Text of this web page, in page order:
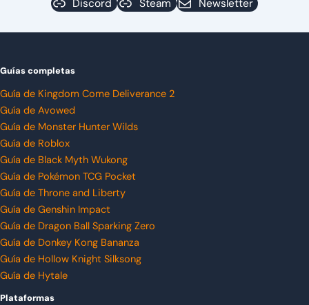
Discord
Steam Newsletter
Guías completas
Guía de Kingdom Come Deliverance 2
Guía de Avowed
Guía de Monster Hunter Wilds
Guía de Roblox
Guía de Black Myth Wukong
Guía de Pokémon TCG Pocket
Guía de Throne and Liberty
Guía de Genshin Impact
Guía de Dragon Ball Sparking Zero
Guía de Donkey Kong Bananza
Guía de Hollow Knight Silksong
Guía de Hytale
Plataformas